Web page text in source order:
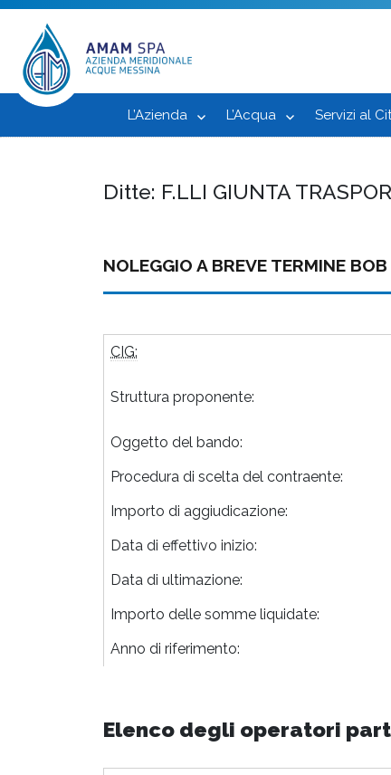
L’Azienda L’Acqua Servizi al
Ditte: F.LLI GIUNTA
NOLEGGIO A BREVE TERMINE
CIG:
Struttura proponente:
Oggetto del bando:
Procedura di scelta del contraente:
Importo di aggiudicazione:
Data di effettivo inizio:
Data di ultimazione:
Importo delle somme liquidate:
Anno di riferimento:
Elenco degli operatori